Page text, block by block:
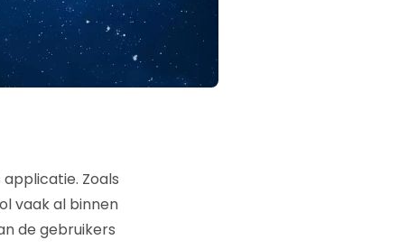
Zoals
vaak al binnen
de gebruikers